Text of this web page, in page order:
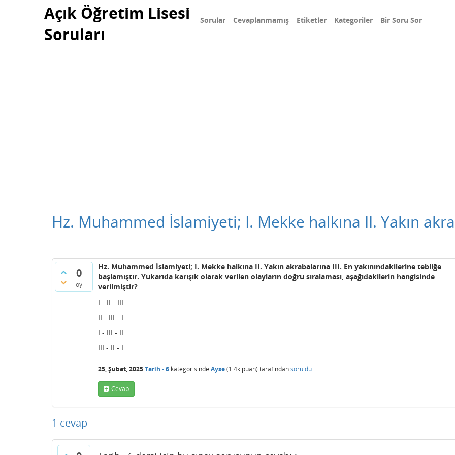
Açık Öğretim Lisesi
Soruları
Sorular Cevaplanmamış Etiketler Kategoriler Bir Soru Sor
Hz. Muhammed İslamiyeti; I. Mekke halkına II. Yakın
0
oy
Hz. Muhammed İslamiyeti; I. Mekke halkına II. Yakın akrabalarına III. En yakınındakilerine tebliğe
başlamıştır. Yukarıda karışık olarak verilen olayların doğru sıralaması, aşağıdakilerin hangisinde
verilmiştir?
I - II - III
II - III - I
I - III - II
III - II - I
25, Şubat, 2025Tarih - 6 kategorisinde Ayse(1.4k puan) tarafındansoruldu
Cevap
1 cevap